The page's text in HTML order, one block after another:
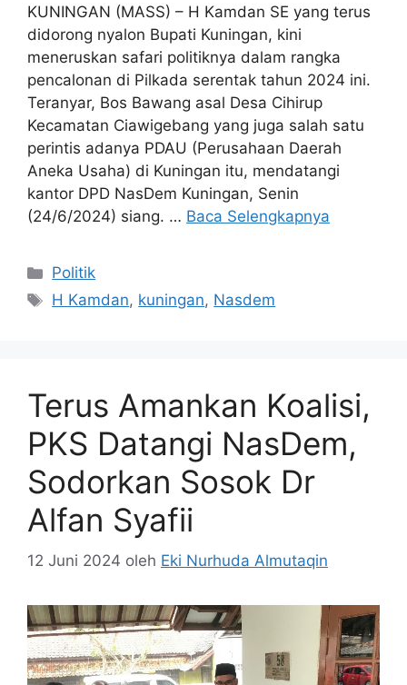
KUNINGAN (MASS) – H Kamdan SE yang terus
didorong nyalon Bupati Kuningan, kini
meneruskan safari politiknya dalam rangka
pencalonan di Pilkada serentak tahun 2024 ini.
Teranyar, Bos Bawang asal Desa Cihirup
Kecamatan Ciawigebang yang juga salah satu
perintis adanya PDAU (Perusahaan Daerah
Aneka Usaha) di Kuningan itu, mendatangi
kantor DPD NasDem Kuningan, Senin
(24/6/2024) siang. … Baca Selengkapnya
Kategori
Politik
Tag
H Kamdan, kuningan, Nasdem
Terus Amankan Koalisi,
PKS Datangi NasDem,
Sodorkan Sosok Dr
Alfan Syafii
12 Juni 2024 oleh Eki Nurhuda Almutaqin